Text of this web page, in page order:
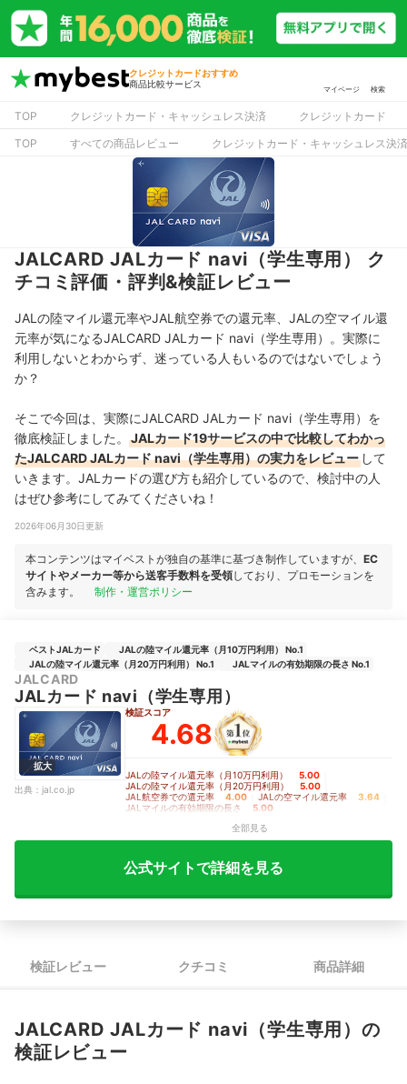
クレジットカードおすすめ
商品比較サービス
マイページ 検索
TOP クレジットカード・キャッシュレス決済
クレジットカード
TOP
すべての商品レビュー クレジットカード・キャッシュレス決
JALCARD JALカード navi（学生専用） ク
チコミ評価・評判&検証レビュー
JALの陸マイル還元率やJAL航空券での還元率、JALの空マイル還
元率が気になるJALCARD JALカード navi（学生専用）。実際に
利用しないとわからず、迷っている人もいるのではないでしょう
か？
そこで今回は、実際にJALCARD JALカード navi（学生専用）を
徹底検証しました。
JALカード19サービスの中で比較してわかっ
たJALCARD JALカード navi（学生専用）の実力をレビュー して
いきます。JALカードの選び方も紹介しているので、検討中の人
はぜひ参考にしてみてくださいね！
2026年06月30日更新
本コンテンツはマイベストが独自の基準に基づき制作していますが、 EC
サイトやメーカー等から送客手数料を受領しており、プロモーションを
含みます。
制作・運営ポリシー
ベストJALカード
JALの陸マイル還元率（月10万円利用） No.1
JALの陸マイル還元率（月20万円利用） No.1
JALマイルの有効期限の長さ No.1
JALCARD
JALカード navi（学生専用）
拡大
出典： jal.co.jp
検証スコア
4.68
JALの陸マイル還元率（月10万円利用） 5.00
JALの陸マイル還元率（月20万円利用） 5.00
JAL航空券での還元率 4.00 JALの空マイル還元率 3.64
JALマイルの有効期限の長さ 5.00
全部見る
公式サイトで詳細を見る
検証レビュー クチコミ 商品詳細
JALCARD JALカード navi（学生専用）の
検証レビュー